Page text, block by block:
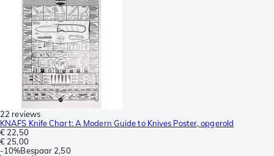
22 reviews
KNAFS Knife Chart: A Modern Guide to Knives Poster, opgerold
€ 22,50
€ 25,00
-10%Bespaar 2,50